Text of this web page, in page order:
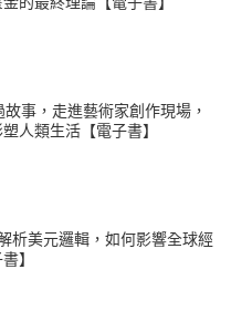
事，走進藝術家創作現場，
人類生活【電子書】
析美元邏輯，如何影響全球經
】